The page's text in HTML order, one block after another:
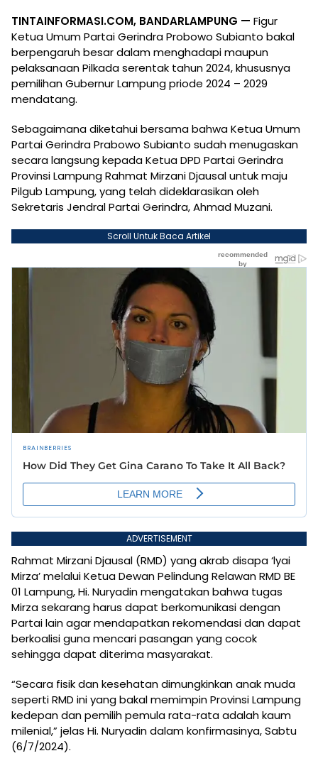
TINTAINFORMASI.COM, BANDARLAMPUNG — Figur
Ketua Umum Partai Gerindra Probowo Subianto bakal
berpengaruh besar dalam menghadapi maupun
pelaksanaan Pilkada serentak tahun 2024, khususnya
pemilihan Gubernur Lampung priode 2024 – 2029
mendatang.
Sebagaimana diketahui bersama bahwa Ketua Umum
Partai Gerindra Prabowo Subianto sudah menugaskan
secara langsung kepada Ketua DPD Partai Gerindra
Provinsi Lampung Rahmat Mirzani Djausal untuk maju
Pilgub Lampung, yang telah dideklarasikan oleh
Sekretaris Jendral Partai Gerindra, Ahmad Muzani.
Scroll Untuk Baca Artikel
ADVERTISEMENT
Rahmat Mirzani Djausal (RMD) yang akrab disapa ‘lyai
Mirza’ melalui Ketua Dewan Pelindung Relawan RMD BE
01 Lampung, Hi. Nuryadin mengatakan bahwa tugas
Mirza sekarang harus dapat berkomunikasi dengan
Partai lain agar mendapatkan rekomendasi dan dapat
berkoalisi guna mencari pasangan yang cocok
sehingga dapat diterima masyarakat.
“Secara fisik dan kesehatan dimungkinkan anak muda
seperti RMD ini yang bakal memimpin Provinsi Lampung
kedepan dan pemilih pemula rata-rata adalah kaum
milenial,” jelas Hi. Nuryadin dalam konfirmasinya, Sabtu
(6/7/2024).